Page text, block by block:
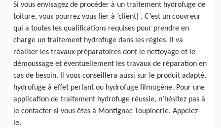
Si vous envisagez de procéder à un traitement hydrofuge de
toiture, vous pourrez vous fier à ‘client} . C’est un couvreur
qui a toutes les qualifications requises pour prendre en
charge un traitement hydrofuge dans les règles. Il va
réaliser les travaux préparatoires dont le nettoyage et le
démoussage et éventuellement les travaux de réparation en
cas de besoin. Il vous conseillera aussi sur le produit adapté,
hydrofuge à effet perlant ou hydrofuge filmogène. Pour une
application de traitement hydrofuge réussie, n’hésitez pas à
le contacter si vous êtes à Montignac Toupinerie. Appelez-
le.